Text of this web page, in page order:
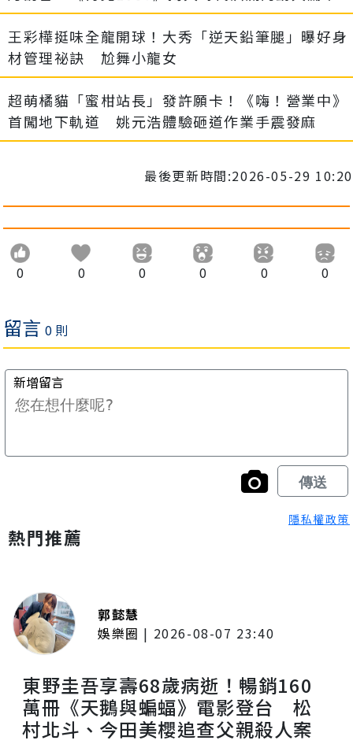
王彩樺挺味全龍開球！大秀「逆天鉛筆腿」曝好身
材管理祕訣 尬舞小龍女
超萌橘貓「蜜柑站長」發許願卡！《嗨！營業中》
首闖地下軌道 姚元浩體驗砸道作業手震發麻
最後更新時間:2026-05-29 10:20
0 0 0 0 0 0
隱私權政策
熱門推薦
郭懿慧
娛樂圈 | 2026-08-07 23:40
東野圭吾享壽68歲病逝！暢銷160
萬冊《天鵝與蝙蝠》電影登台 松
村北斗、今田美櫻追查父親殺人案